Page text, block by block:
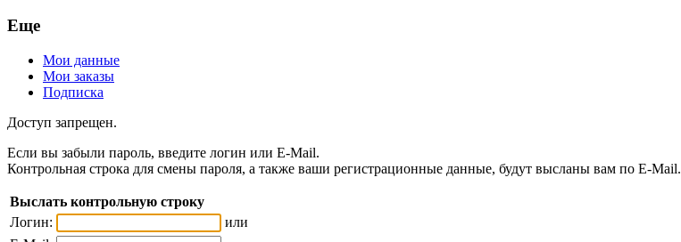
Еще
Мои данные
Мои заказы
Подписка
Доступ запрещен.
Если вы забыли пароль, введите логин или E-Mail.
Контрольная строка для смены пароля, а также ваши регистрационные данные, будут высланы вам по E-Mail.
Выслать контрольную строку
Логин:
или